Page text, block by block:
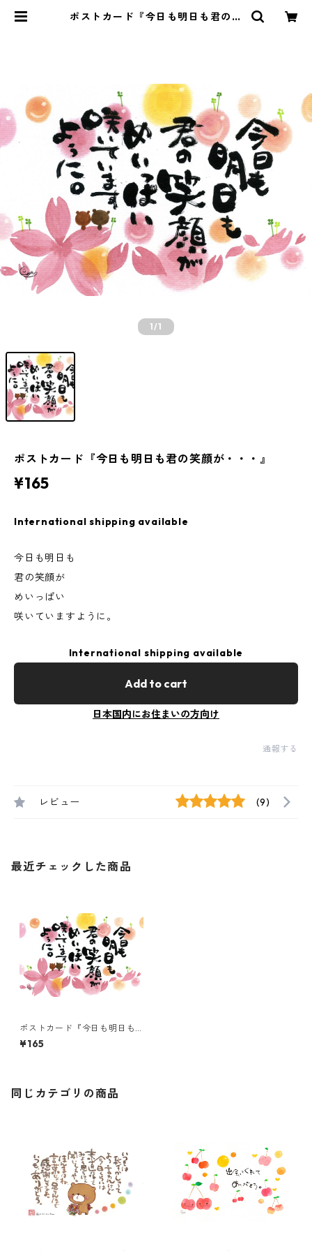
ポストカード『今日も明日も君の笑
1/1
ポストカード『今日も明日も君の笑顔が・・・』
¥165
International shipping available
今日も明日も
君の笑顔が
めいっぱい
咲いていますように。
International shipping available
Add to cart
日本国内にお住まいの方向け
通報する
レビュー (9)
最近チェックした商品
ポストカード『今日も明日も
君の笑顔が・・・』
¥165
同じカテゴリの商品